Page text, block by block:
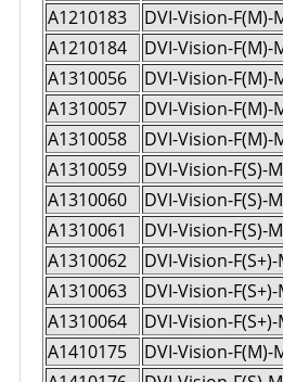
A1210183
DVI-Vision-F(M)-
A1210184
DVI-Vision-F(M)-
A1310056
DVI-Vision-F(M)-
A1310057
DVI-Vision-F(M)-
A1310058
DVI-Vision-F(M)-
A1310059
DVI-Vision-F(S)-
A1310060
DVI-Vision-F(S)-
A1310061
DVI-Vision-F(S)-
A1310062
DVI-Vision-F(S+)-
A1310063
DVI-Vision-
A1310064
DVI-Vision-
A1410175
DVI-Vision-F(M)-